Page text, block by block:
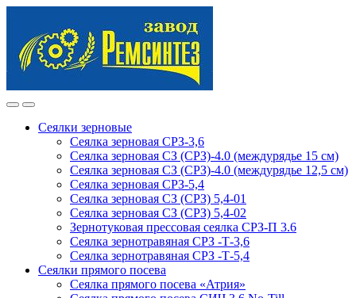
navigation
content
Сеялки зерновые
Сеялка зерновая СРЗ-3,6
Сеялка зерновая СЗ (СРЗ)-4.0 (междурядье 15 см)
Сеялка зерновая СЗ (СРЗ)-4.0 (междурядье 12,5 см)
Сеялка зерновая СРЗ-5,4
Сеялка зерновая СЗ (СРЗ) 5,4-01
Сеялка зерновая СЗ (СРЗ) 5,4-02
Зернотуковая прессовая сеялка СРЗ-П 3.6
Сеялка зернотравяная СРЗ -Т-3,6
Сеялка зернотравяная СРЗ -Т-5,4
Сеялки прямого посева
Сеялка прямого посева «Атрия»